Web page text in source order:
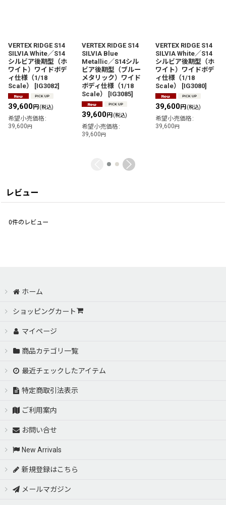
VERTEX RIDGE S14
SILVIA White／S14
シルビア後期型（ホ
ワイト）ワイドボデ
ィ仕様（1/18
Scale）
[IG3082]
39,600円 (税込)
希望小売価格 :
39,600円
VERTEX RIDGE S14
SILVIA Blue
Metallic／S14シル
ビア後期型（ブルー
メタリック）ワイド
ボディ仕様（1/18
Scale）
[IG3085]
39,600円 (税込)
希望小売価格 :
39,600円
VERTEX RIDGE S14
SILVIA White／S14
シルビア後期型（ホ
ワイト）ワイドボデ
ィ仕様（1/18
Scale）
[IG3080]
39,600円 (税込)
希望小売価格 :
39,600円
レビュー
0件のレビュー
ホーム
ショッピングカート
マイページ
商品カテゴリ一覧
最近チェックしたアイテム
特定商取引法表示
ご利用案内
お問い合せ
New Arrivals
新規登録はこちら
メールマガジン